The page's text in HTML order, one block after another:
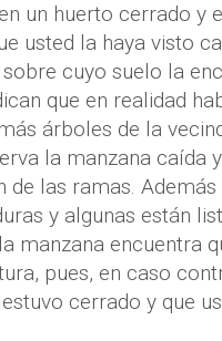
un huerto cerrado y
usted la haya visto
cuyo suelo la
que en realidad
árboles de la
la manzana caída
de las ramas.
y algunas están
manzana encuentra
pues, en caso
cerrado y que